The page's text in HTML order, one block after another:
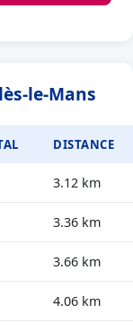
le-Mans
DISTANCE
3.12 km
3.36 km
3.66 km
4.06 km